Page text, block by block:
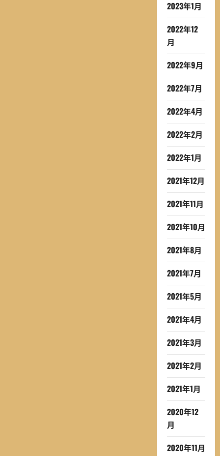
2023年1月
2022年12
月
2022年9月
2022年7月
2022年4月
2022年2月
2022年1月
2021年12月
2021年11月
2021年10月
2021年8月
2021年7月
2021年5月
2021年4月
2021年3月
2021年2月
2021年1月
2020年12
月
2020年11月